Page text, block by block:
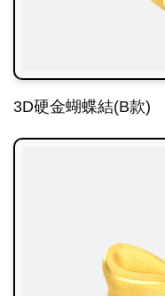
3D硬金蝴蝶結(B款)